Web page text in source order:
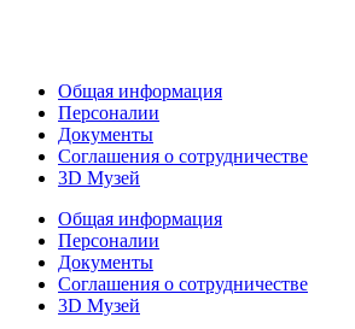
Общая информация
Персоналии
Документы
Соглашения о сотрудничестве
3D Музей
Общая информация
Персоналии
Документы
Соглашения о сотрудничестве
3D Музей